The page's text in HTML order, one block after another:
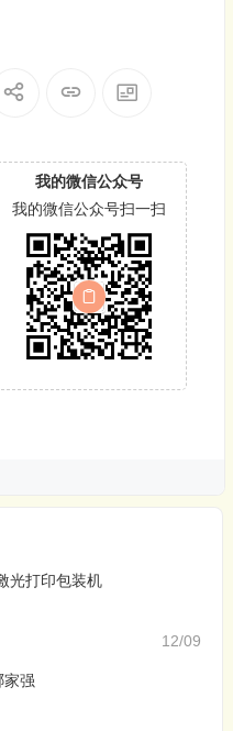
我的微信公众号
我的微信公众号扫一扫
光打印包装机
12/09
家强